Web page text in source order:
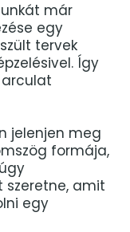
már
egy
tervek
Így
jelenjen meg
formája,
amit
egy